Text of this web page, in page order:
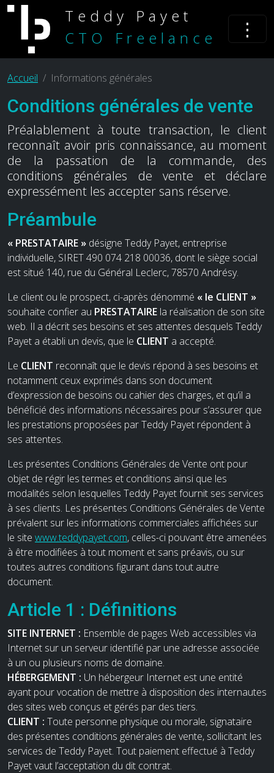
Teddy Payet
CTO Freelance
⋮
Accueil Informations générales
Conditions générales de vente
Préalablement à toute transaction, le client
reconnaît avoir pris connaissance, au moment
de la passation de la commande, des
conditions générales de vente et déclare
expressément les accepter sans réserve.
Préambule
« PRESTATAIRE » désigne Teddy Payet, entreprise
individuelle, SIRET 490 074 218 00036, dont le siège social
est situé 140, rue du Général Leclerc, 78570 Andrésy.
Le client ou le prospect, ci-après dénommé « le CLIENT »
souhaite confier au PRESTATAIRE la réalisation de son site
web. Il a décrit ses besoins et ses attentes desquels Teddy
Payet a établi un devis, que le CLIENT a accepté.
Le CLIENT reconnaît que le devis répond à ses besoins et
notamment ceux exprimés dans son document
d’expression de besoins ou cahier des charges, et qu’il a
bénéficié des informations nécessaires pour s’assurer que
les prestations proposées par Teddy Payet répondent à
ses attentes.
Les présentes Conditions Générales de Vente ont pour
objet de régir les termes et conditions ainsi que les
modalités selon lesquelles Teddy Payet fournit ses services
à ses clients. Les présentes Conditions Générales de Vente
prévalent sur les informations commerciales affichées sur
le site www.teddypayet.com, celles-ci pouvant être amenées
à être modifiées à tout moment et sans préavis, ou sur
toutes autres conditions figurant dans tout autre
document.
Article 1 : Définitions
SITE INTERNET : Ensemble de pages Web accessibles via
Internet sur un serveur identifié par une adresse associée
à un ou plusieurs noms de domaine.
HÉBERGEMENT : Un hébergeur Internet est une entité
ayant pour vocation de mettre à disposition des internautes
des sites web conçus et gérés par des tiers.
CLIENT : Toute personne physique ou morale, signataire
des présentes conditions générales de vente, sollicitant les
services de Teddy Payet. Tout paiement effectué à Teddy
Payet vaut l’acceptation du dit contrat.